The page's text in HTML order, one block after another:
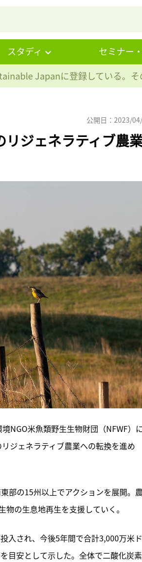
スタディ セミナー
Japanに登録している。そ
公開日：2023/
リジェネラティブ農
NGO米魚類野生生物財団（NFWF）
ジェネラティブ農業への転換を進め
部の15州以上でアクションを展開。農
の生息地再生を支援していく。
入され、今後5年間で合計3,000万米ド
を目安として示した。全体で二酸化炭